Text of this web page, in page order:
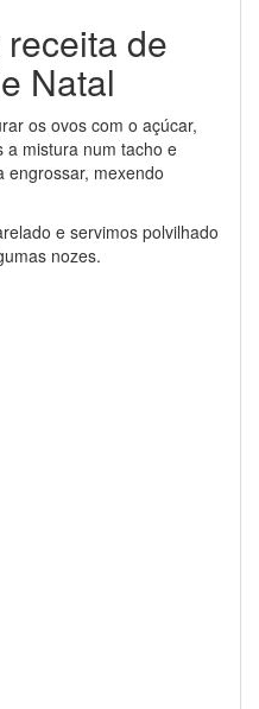
de
Natal
os ovos com o açúcar,
a mistura num tacho e
engrossar, mexendo
e servimos polvilhado
nozes.